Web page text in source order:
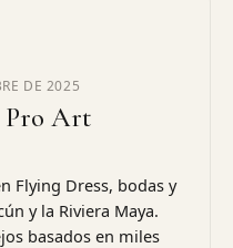
DE 2025
Pro Art
Flying Dress, bodas y
y la Riviera Maya.
basados en miles